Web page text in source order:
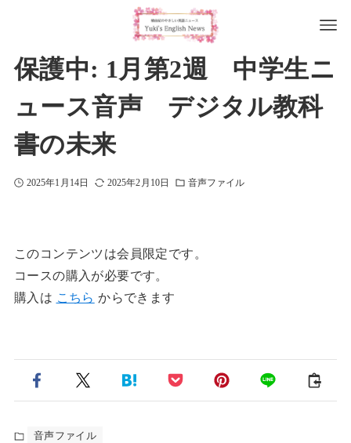
保護中: 1月第2週 中学生ニ
ュース音声 デジタル教科
書の未来
2025年1月14日 2025年2月10日 音声ファイル
このコンテンツは会員限定です。
コースの購入が必要です。
購入は こちら からできます
音声ファイル